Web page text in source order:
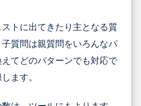
トに出てきたり主となる質
質問は親質問をいろんなパ
てどのパターンでも対応で
ます。